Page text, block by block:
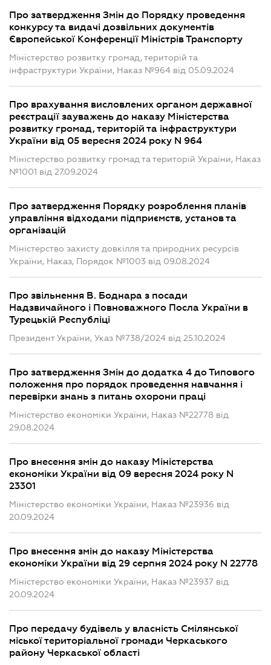
Про затвердження Змін до Порядку проведення
конкурсу та видачі дозвільних документів
Європейської Конференції Міністрів Транспорту
Міністерство розвитку громад, територій та
інфраструктури України, Наказ №964 від 05.09.2024
Про врахування висловлених органом державної
реєстрації зауважень до наказу Міністерства
розвитку громад, територій та інфраструктури
України від 05 вересня 2024 року N 964
Міністерство розвитку громад та територій України, Наказ
№1001 від 27.09.2024
Про затвердження Порядку розроблення планів
управління відходами підприємств, установ та
організацій
Міністерство захисту довкілля та природних ресурсів
України, Наказ, Порядок №1003 від 09.08.2024
Про звільнення В. Боднара з посади
Надзвичайного і Повноважного Посла України в
Турецькій Республіці
Президент України, Указ №738/2024 від 25.10.2024
Про затвердження Змін до додатка 4 до Типового
положення про порядок проведення навчання і
перевірки знань з питань охорони праці
Міністерство економіки України, Наказ №22778 від
29.08.2024
Про внесення змін до наказу Міністерства
економіки України від 09 вересня 2024 року N
23301
Міністерство економіки України, Наказ №23936 від
20.09.2024
Про внесення змін до наказу Міністерства
економіки України від 29 серпня 2024 року N 22778
Міністерство економіки України, Наказ №23937 від
20.09.2024
Про передачу будівель у власність Смілянської
міської територіальної громади Черкаського
району Черкаської області